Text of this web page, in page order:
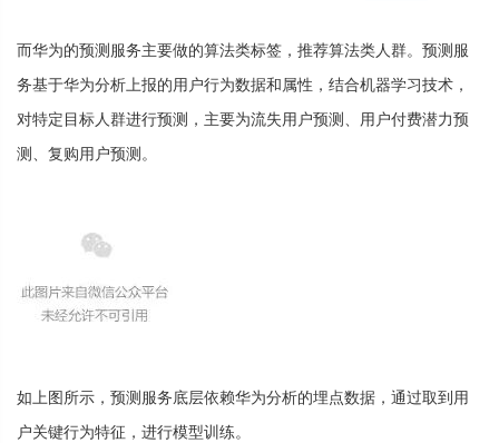
而华为的预测服务主要做的算法类标签 ， 推荐算法类人群。 预测服
务基于华为分析 上报的用 户行为数据和属性 ， 结合机器学习技术 ，
对特定目标人群进行预测 ， 主要为流失用 户预测 用 户付费潜力预
测
复购用 户预测。
如 上图所示 ， 预测服务底层依赖华为分析的埋点数据 ， 通过取到用
户关键行为特征 ， 进行模型训练。